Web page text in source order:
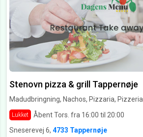
Stenovn pizza & grill Tappernøje
Madudbringning, Nachos, Pizzaria, Pizzeria
Lukket Åbent Tors. fra 16:00 til 20:00
Sneserevej 6, 4733 Tappernøje